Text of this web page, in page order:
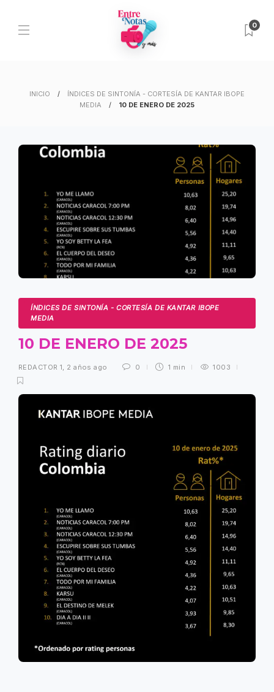
0
INICIO
ÍNDICES DE SINTONÍA - CORTESÍA DE KANTAR IBOPE
MEDIA
10 DE ENERO DE 2025
ÍNDICES DE SINTONÍA - CORTESÍA DE KANTAR IBOPE
MEDIA
10 DE ENERO DE 2025
REDACTOR 1, 2 años ago 0 1 min 1003